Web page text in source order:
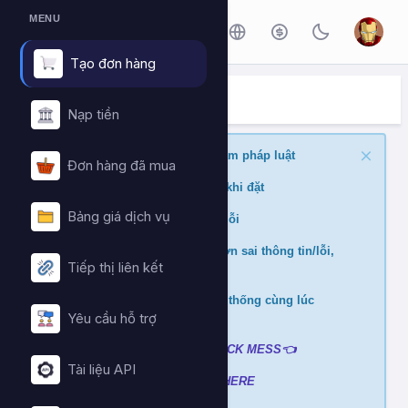
MENU
Tạo đơn hàng
Nạp tiền
Đơn hàng đã mua
Bảng giá dịch vụ
Tiếp thị liên kết
Yêu cầu hỗ trợ
Tài liệu API
ĐẶT HÀNG DỊCH VỤ
Trang chủ Đặt hàng dịch vụ
Nghiêm cấm buff nội dung vi phạm pháp luật
Kiểm tra min/max quantity trước khi đặt
Đảm bảo link chính xác để tránh lỗi
Không hỗ trợ và hoàn tiền nếu đơn sai thông tin/lỗi,
cài đè đơn
Không xử lý nếu mua ở nhiều hệ thống cùng lúc
tránh hao hụt số dư
CLICK MESS👈
Xem video hướng dẫn CLICK HERE